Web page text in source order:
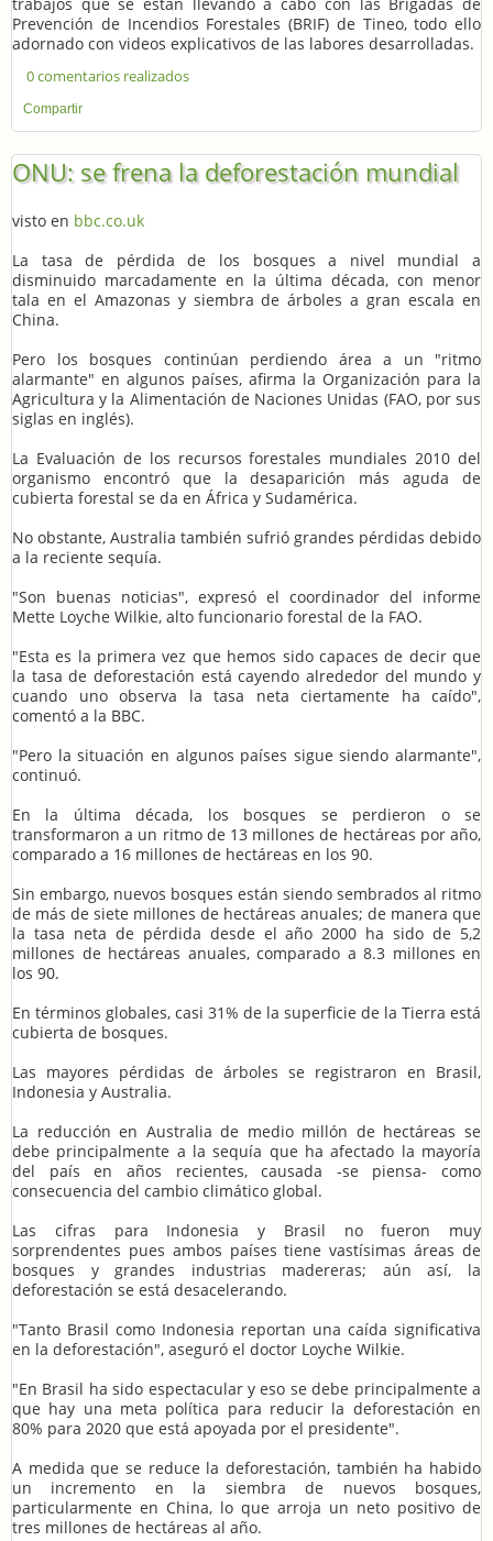
Prevención de Incendios Forestales (BRIF) de Tineo, todo ello
adornado con videos explicativos de las labores desarrolladas.
0 comentarios realizados
Compartir
ONU: se frena la deforestación mundial
visto en bbc.co.uk
La tasa de pérdida de los bosques a nivel mundial a
disminuido marcadamente en la última década, con menor
tala en el Amazonas y siembra de árboles a gran escala en
China.
Pero los bosques continúan perdiendo área a un "ritmo
alarmante" en algunos países, afirma la Organización para la
Agricultura y la Alimentación de Naciones Unidas (FAO, por sus
siglas en inglés).
La Evaluación de los recursos forestales mundiales 2010 del
organismo encontró que la desaparición más aguda de
cubierta forestal se da en África y Sudamérica.
No obstante, Australia también sufrió grandes pérdidas debido
a la reciente sequía.
"Son buenas noticias", expresó el coordinador del informe
Mette Loyche Wilkie, alto funcionario forestal de la FAO.
"Esta es la primera vez que hemos sido capaces de decir que
la tasa de deforestación está cayendo alrededor del mundo y
cuando uno observa la tasa neta ciertamente ha caído",
comentó a la BBC.
"Pero la situación en algunos países sigue siendo alarmante",
continuó.
En la última década, los bosques se perdieron o se
transformaron a un ritmo de 13 millones de hectáreas por año,
comparado a 16 millones de hectáreas en los 90.
Sin embargo, nuevos bosques están siendo sembrados al ritmo
de más de siete millones de hectáreas anuales; de manera que
la tasa neta de pérdida desde el año 2000 ha sido de 5,2
millones de hectáreas anuales, comparado a 8.3 millones en
los 90.
En términos globales, casi 31% de la superficie de la Tierra está
cubierta de bosques.
Las mayores pérdidas de árboles se registraron en Brasil,
Indonesia y Australia.
La reducción en Australia de medio millón de hectáreas se
debe principalmente a la sequía que ha afectado la mayoría
del país en años recientes, causada -se piensa- como
consecuencia del cambio climático global.
Las cifras para Indonesia y Brasil no fueron muy
sorprendentes pues ambos países tiene vastísimas áreas de
bosques y grandes industrias madereras; aún así, la
deforestación se está desacelerando.
"Tanto Brasil como Indonesia reportan una caída significativa
en la deforestación", aseguró el doctor Loyche Wilkie.
"En Brasil ha sido espectacular y eso se debe principalmente a
que hay una meta política para reducir la deforestación en
80% para 2020 que está apoyada por el presidente".
A medida que se reduce la deforestación, también ha habido
un incremento en la siembra de nuevos bosques,
particularmente en China, lo que arroja un neto positivo de
tres millones de hectáreas al año.